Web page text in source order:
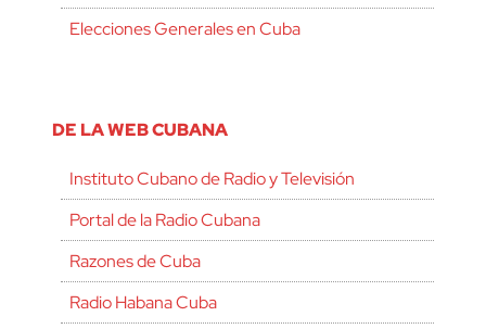
Elecciones Generales en Cuba
DE LA WEB CUBANA
Instituto Cubano de Radio y Televisión
Portal de la Radio Cubana
Razones de Cuba
Radio Habana Cuba